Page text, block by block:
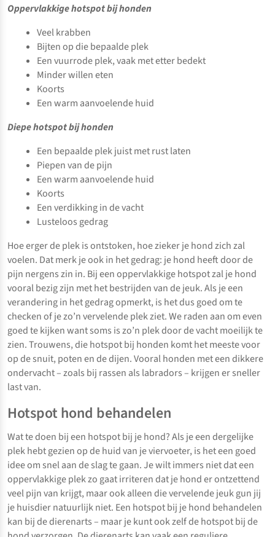
Oppervlakkige hotspot bij honden
Veel krabben
Bijten op die bepaalde plek
Een vuurrode plek, vaak met etter bedekt
Minder willen eten
Koorts
Een warm aanvoelende huid
Diepe hotspot bij honden
Een bepaalde plek juist met rust laten
Piepen van de pijn
Een warm aanvoelende huid
Koorts
Een verdikking in de vacht
Lusteloos gedrag
Hoe erger de plek is ontstoken, hoe zieker je hond zich zal
voelen. Dat merk je ook in het gedrag: je hond heeft door de
pijn nergens zin in. Bij een oppervlakkige hotspot zal je hond
vooral bezig zijn met het bestrijden van de jeuk. Als je een
verandering in het gedrag opmerkt, is het dus goed om te
checken of je zo’n vervelende plek ziet. We raden aan om even
goed te kijken want soms is zo’n plek door de vacht moeilijk te
zien. Trouwens, die hotspot bij honden komt het meeste voor
op de snuit, poten en de dijen. Vooral honden met een dikkere
ondervacht – zoals bij rassen als labradors – krijgen er sneller
last van.
Hotspot hond behandelen
Wat te doen bij een hotspot bij je hond? Als je een dergelijke
plek hebt gezien op de huid van je viervoeter, is het een goed
idee om snel aan de slag te gaan. Je wilt immers niet dat een
oppervlakkige plek zo gaat irriteren dat je hond er ontzettend
veel pijn van krijgt, maar ook alleen die vervelende jeuk gun jij
je huisdier natuurlijk niet. Een hotspot bij je hond behandelen
kan bij de dierenarts – maar je kunt ook zelf de hotspot bij de